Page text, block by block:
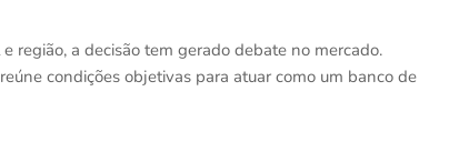
região, a decisão tem gerado debate no mercado.
condições objetivas para atuar como um banco de